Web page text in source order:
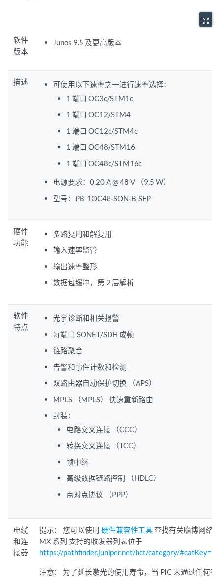
zoom_out_map
软件
版本
Junos 9.5 及更高版本
描述
可使用以下速率之一进行速率选择：
1 端口 OC3c/STM1c
1 端口 OC12/STM4
1 端口 OC12c/STM4c
1 端口 OC48/STM16
1 端口 OC48c/STM16c
电源要求：0.20 A @ 48 V （9.5 W）
型号：PB-1OC48-SON-B-SFP
硬件
功能
多路复用和解复用
输入速率监管
输出速率整形
数据包缓冲，第 2 层解析
软件
特点
光学诊断和相关报警
每端口 SONET/SDH 成帧
链路聚合
告警和事件计数和检测
双路由器自动保护切换 （APS）
MPLS （MPLS） 快速重新路由
封装：
电路交叉连接 （CCC）
转换交叉连接 （TCC）
帧中继
高级数据链路控制 （HDLC）
点对点协议 （PPP）
电缆
和连
接器
提示： 您可以使用硬件兼容性工具查找有关瞻博网络
MX 系列 支持的收发器列表位于
https://pathfinder.juniper.net/hct/category/
注意： 为了延长激光的使用寿命，当 PIC 未通过任何